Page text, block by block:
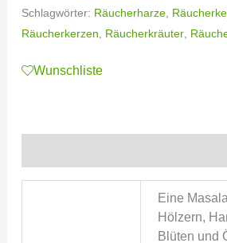
Schlagwörter: Räucherharze,
Räucherkerzen
Räucherkräuter,
Wunschliste
Eine
Hölzern,
Blüten und